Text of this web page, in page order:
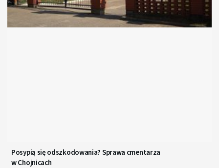
Posypią się odszkodowania? Sprawa cmentarza
w Chojnicach